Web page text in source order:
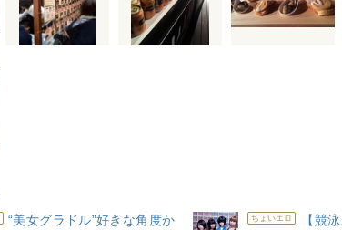
“美女グラドル”好きな角度か
ちょいエロ
【競